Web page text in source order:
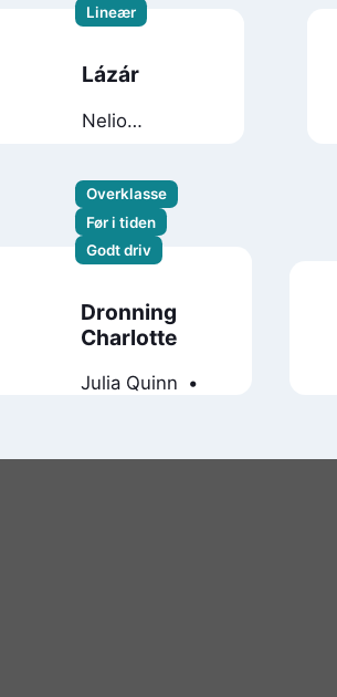
Lineær
Lázár
Nelio
Overklasse
Før i tiden
Godt driv
Dronning
Charlotte
Julia Quinn